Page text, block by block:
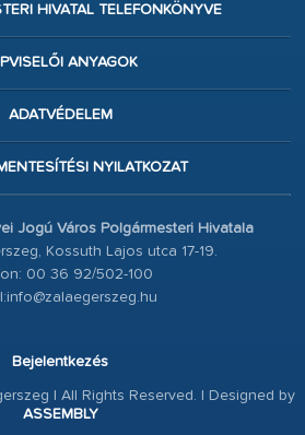
HIVATAL TELEFONKÖNYVE
ANYAGOK
ADATVÉDELEM
NYILATKOZAT
Jogú Város Polgármesteri Hivatala
Kossuth Lajos utca 17-19.
00 36 92/502-100
Bejelentkezés
| All Rights Reserved. | Designed by
ASSEMBLY